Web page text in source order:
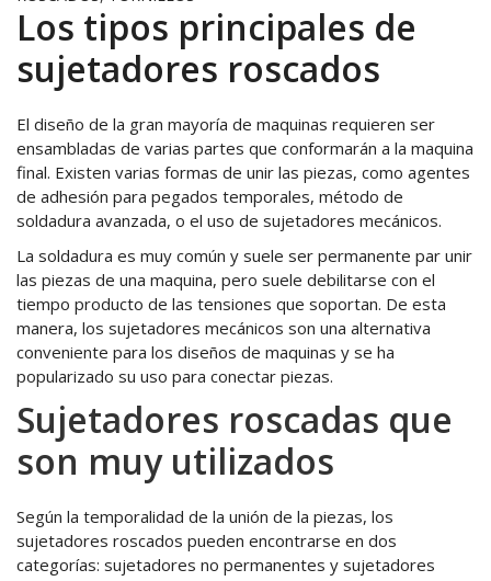
Los tipos principales de
sujetadores roscados
El diseño de la gran mayoría de maquinas requieren ser
ensambladas de varias partes que conformarán a la maquina
final. Existen varias formas de unir las piezas, como agentes
de adhesión para pegados temporales, método de
soldadura avanzada, o el uso de sujetadores mecánicos.
La soldadura es muy común y suele ser permanente par unir
las piezas de una maquina, pero suele debilitarse con el
tiempo producto de las tensiones que soportan. De esta
manera, los sujetadores mecánicos son una alternativa
conveniente para los diseños de maquinas y se ha
popularizado su uso para conectar piezas.
Sujetadores roscadas que
son muy utilizados
Según la temporalidad de la unión de la piezas, los
sujetadores roscados pueden encontrarse en dos
categorías: sujetadores no permanentes y sujetadores